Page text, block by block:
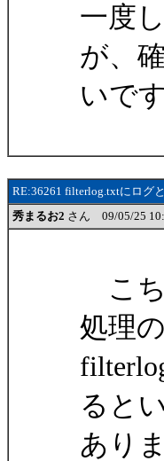
一度
が、
いです
RE:36261 filterlog.txtにログ
秀まるお2 さん 09/05/25
こち
処理
ると
あり